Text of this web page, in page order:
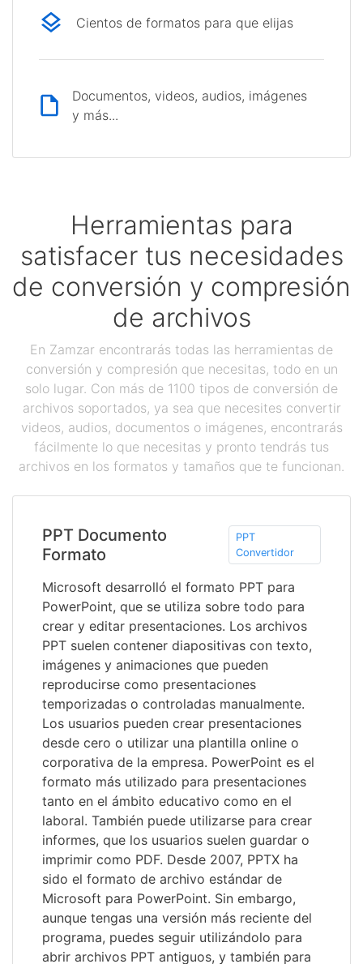
Cientos de formatos para que elijas
Documentos, videos, audios, imágenes
y más...
Herramientas para
satisfacer tus necesidades
de conversión y compresión
de archivos
En Zamzar encontrarás todas las herramientas de
conversión y compresión que necesitas, todo en un
solo lugar. Con más de 1100 tipos de conversión de
archivos soportados, ya sea que necesites convertir
videos, audios, documentos o imágenes, encontrarás
fácilmente lo que necesitas y pronto tendrás tus
archivos en los formatos y tamaños que te funcionan.
PPT Documento
Formato
PPT
Convertidor
Microsoft desarrolló el formato PPT para
PowerPoint, que se utiliza sobre todo para
crear y editar presentaciones. Los archivos
PPT suelen contener diapositivas con texto,
imágenes y animaciones que pueden
reproducirse como presentaciones
temporizadas o controladas manualmente.
Los usuarios pueden crear presentaciones
desde cero o utilizar una plantilla online o
corporativa de la empresa. PowerPoint es el
formato más utilizado para presentaciones
tanto en el ámbito educativo como en el
laboral. También puede utilizarse para crear
informes, que los usuarios suelen guardar o
imprimir como PDF. Desde 2007, PPTX ha
sido el formato de archivo estándar de
Microsoft para PowerPoint. Sin embargo,
aunque tengas una versión más reciente del
programa, puedes seguir utilizándolo para
abrir archivos PPT antiguos, y también para